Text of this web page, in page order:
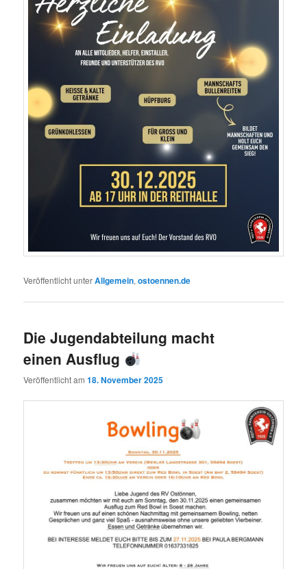
Veröffentlicht unterAllgemein,ostoennen.de
Die Jugendabteilung macht
einen Ausflug
Veröffentlicht am18. November 2025